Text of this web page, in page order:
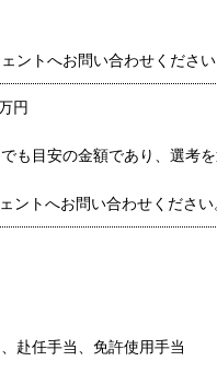
ントへお問い合わせください
円
も目安の金額であり、選考
ントへお問い合わせください
赴任手当、免許使用手当